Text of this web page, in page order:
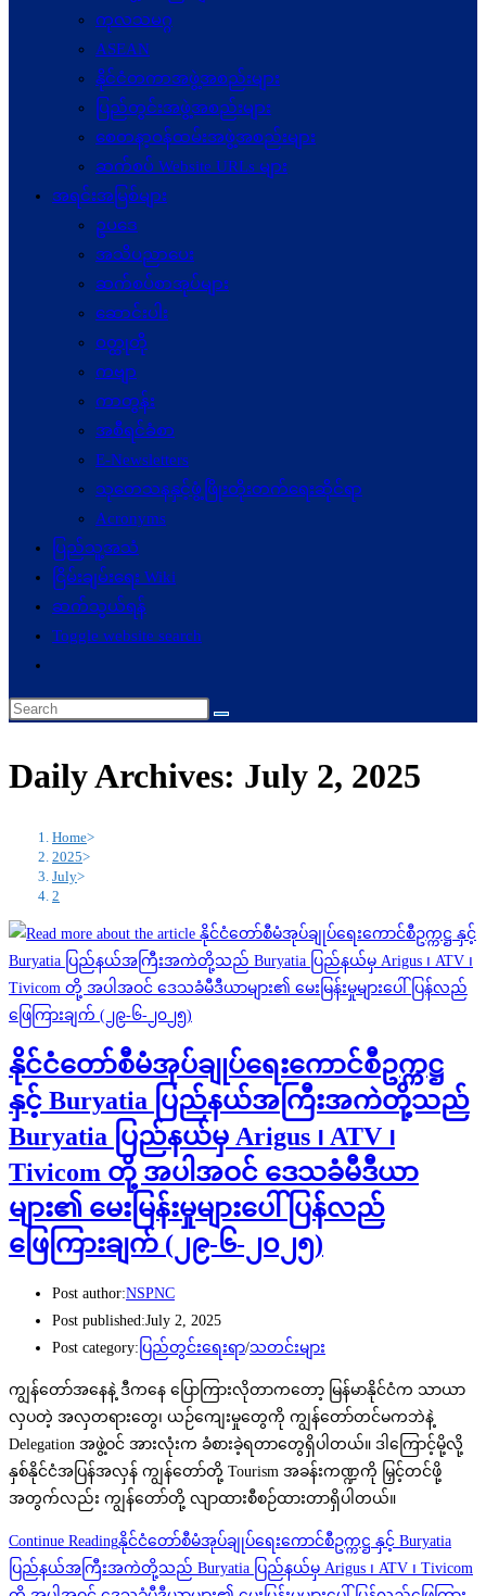
ကုလသမဂ္ဂ
ASEAN
နိုင်ငံတကာအဖွဲ့အစည်းများ
ပြည်တွင်းအဖွဲ့အစည်းများ
စေတနာ့ဝန်ထမ်းအဖွဲ့အစည်းများ
ဆက်စပ် Website URLs များ
အရင်းအမြစ်များ
ဥပဒေ
အသိပညာပေး
ဆက်စပ်စာအုပ်များ
ဆောင်းပါး
ဝတ္ထုတို
ကဗျာ
ကာတွန်း
အစီရင်ခံစာ
E-Newsletters
သုတေသနနှင့်ဖွံ့ဖြိုးတိုးတက်ရေးဆိုင်ရာ
Acronyms
ပြည်သူ့အသံ
ငြိမ်းချမ်းရေး Wiki
ဆက်သွယ်ရန်
Toggle website search
Daily Archives: July 2, 2025
Home>
2025>
July>
2
နိုင်ငံတော်စီမံအုပ်ချုပ်ရေးကောင်စီဥက္ကဋ္ဌ
နှင့် Buryatia ပြည်နယ်အကြီးအကဲတို့သည်
Buryatia ပြည်နယ်မှ Arigus ၊ ATV ၊
Tivicom တို့ အပါအဝင် ဒေသခံမီဒီယာ
များ၏ မေးမြန်းမှုများပေါ် ပြန်လည်
ဖြေကြားချက် (၂၉-၆-၂၀၂၅)
Post author:NSPNC
Post published:July 2, 2025
Post category: ပြည်တွင်းရေးရာ/သတင်းများ
ကျွန်တော်အနေနဲ့ ဒီကနေ ပြောကြားလိုတာကတော့ မြန်မာနိုင်ငံက သာယာ
လှပတဲ့ အလှတရားတွေ၊ ယဉ်ကျေးမှုတွေကို ကျွန်တော်တင်မကဘဲနဲ့
Delegation အဖွဲ့ဝင် အားလုံးက ခံစားခဲ့ရတာတွေရှိပါတယ်။ ဒါကြောင့်မို့လို့
နှစ်နိုင်ငံအပြန်အလှန် ကျွန်တော်တို့ Tourism အခန်းကဏ္ဍကို မြှင့်တင်ဖို့
အတွက်လည်း ကျွန်တော်တို့ လျာထားစီစဉ်ထားတာရှိပါတယ်။
Continue Readingနိုင်ငံတော်စီမံအုပ်ချုပ်ရေးကောင်စီဥက္ကဋ္ဌ နှင့် Buryatia
ပြည်နယ်အကြီးအကဲတို့သည် Buryatia ပြည်နယ်မှ Arigus ၊ ATV ၊ Tivicom